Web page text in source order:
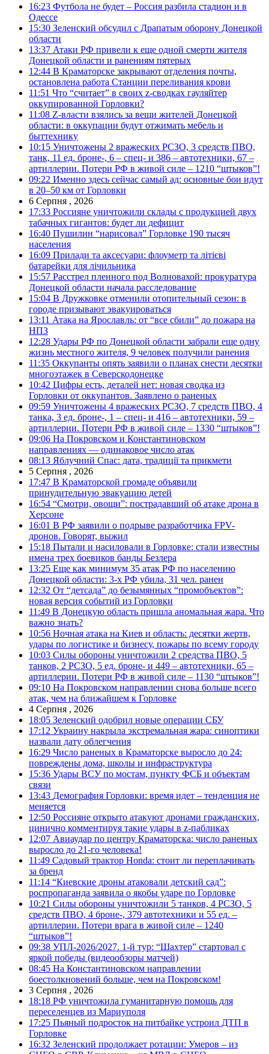
16:23 Футбола не будет – Россия разбила стадион и в
Одессе
15:30 Зеленский обсудил с Драпатым оборону Донецкой
области
13:37 Атаки РФ привели к еще одной смерти жителя
Донецкой области и ранениям пятерых
12:44 В Краматорске закрывают отделения почты,
остановлена работа Станции переливания крови
11:51 Что “считает” в своих z-сводках гауляйтер
оккупированной Горловки?
11:08 Z-власти взялись за вещи жителей Донецкой
области: в оккупации будут отжимать мебель и
быттехнику
10:15 Уничтожены 2 вражеских РСЗО, 3 средств ПВО,
танк, 11 ед. броне-, 6 – спец- и 386 – автотехники, 67 –
артиллерии. Потери РФ в живой силе – 1210 “штыков”!
09:22 Именно здесь сейчас самый ад: основные бои идут
в 20–50 км от Горловки
6 Серпня , 2026
17:33 Россияне уничтожили склады с продукцией двух
табачных гигантов: будет ли дефицит
16:40 Пушилин “нарисовал” Горловке 190 тысяч
населения
16:09 Прилади та аксесуари: флоуметр та літієві
батарейки для лічильника
15:57 Расстрел пленного под Волновахой: прокуратура
Донецкой области начала расследование
15:04 В Дружковке отменили отопительный сезон: в
городе призывают эвакуироваться
13:11 Атака на Ярославль: от “все сбили” до пожара на
НПЗ
12:28 Удары РФ по Донецкой области забрали еще одну
жизнь местного жителя, 9 человек получили ранения
11:35 Оккупанты опять заявили о планах снести десятки
многоэтажек в Северскодонецке
10:42 Цифры есть, деталей нет: новая сводка из
Горловки от оккупантов. Заявлено о раненых
09:59 Уничтожены 4 вражеских РСЗО, 7 средств ПВО, 4
танка, 3 ед. броне-, 1 – спец- и 416 – автотехники, 59 –
артиллерии. Потери РФ в живой силе – 1330 “штыков”!
09:06 На Покровском и Константиновском
направлениях — одинаковое число атак
08:13 Яблучний Спас: дата, традиції та прикмети
5 Серпня , 2026
17:47 В Краматорской громаде объявили
принудительную эвакуацию детей
16:54 “Смотри, овощи”: пострадавший об атаке дрона в
Херсоне
16:01 В РФ заявили о подрыве разработчика FPV-
дронов. Говорят, выжил
15:18 Пытали и насиловали в Горловке: стали известны
имена трех боевиков банды Безлера
13:25 Еще как минимум 35 атак РФ по населению
Донецкой области: 3-х РФ убила, 31 чел. ранен
12:32 От “детсада” до безымянных “промобъектов”:
новая версия событий из Горловки
11:49 В Донецкую область пришла аномальная жара. Что
важно знать?
10:56 Ночная атака на Киев и область: десятки жертв,
удары по логистике и бизнесу, пожары по всему городу
10:03 Силы обороны уничтожили 2 средства ПВО, 5
танков, 2 РСЗО, 5 ед. броне- и 449 – автотехники, 65 –
артиллерии. Потери РФ в живой силе – 1130 “штыков”!
09:10 На Покровском направлении снова больше всего
атак, чем на ближайшем к Горловке
4 Серпня , 2026
18:05 Зеленский одобрил новые операции СБУ
17:12 Украину накрыла экстремальная жара: синоптики
назвали дату облегчения
16:29 Число раненых в Краматорске выросло до 24:
повреждены дома, школы и инфраструктура
15:36 Удары ВСУ по мостам, пункту ФСБ и объектам
связи
13:43 Демография Горловки: время идет – тенденция не
меняется
12:50 Россияне открыто атакуют дронами гражданских,
цинично комментируя такие удары в z-пабликах
12:07 Авиаудар по центру Краматорска: число раненых
выросло до 21-го человека!
11:49 Садовый трактор Honda: стоит ли переплачивать
за бренд
11:14 “Киевские дроны атаковали детский сад”:
роспропаганда заявила о якобы ударе по Горловке
10:21 Силы обороны уничтожили 5 танков, 4 РСЗО, 5
средств ПВО, 4 броне-, 379 автотехники и 55 ед. –
артиллерии. Потери врага в живой силе – 1240
“штыков”!
09:38 УПЛ-2026/2027. 1-й тур: “Шахтер” стартовал с
яркой победы (видеообзоры матчей)
08:45 На Константиновском направлении
боестолкновений больше, чем на Покровском!
3 Серпня , 2026
18:18 РФ уничтожила гуманитарную помощь для
переселенцев из Мариуполя
17:25 Пьяный подросток на питбайке устроил ДТП в
Горловке
16:32 Зеленский продолжает ротации: Умеров – из